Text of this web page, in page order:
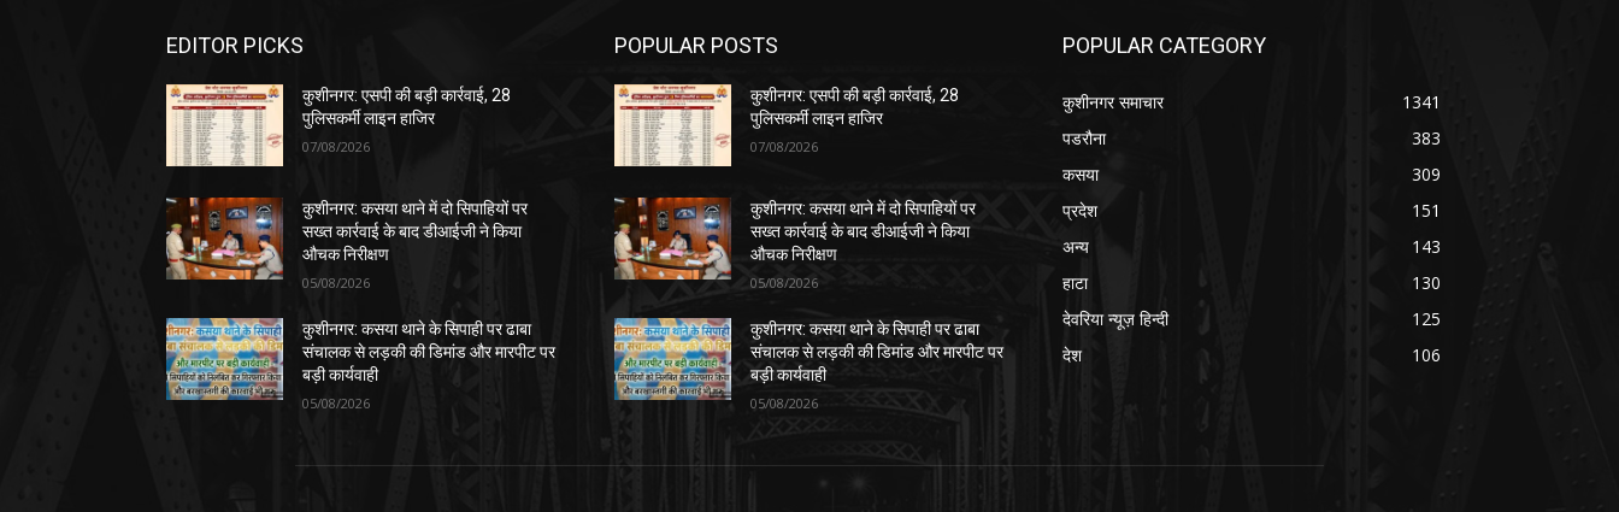
EDITOR PICKS
कुशीनगर: एसपी की बड़ी कार्रवाई, 28
पुलिसकर्मी लाइन हाजिर
07/08/2026
कुशीनगर: कसया थाने में दो सिपाहियों पर
सख्त कार्रवाई के बाद डीआईजी ने किया
औचक निरीक्षण
05/08/2026
कुशीनगर: कसया थाने के सिपाही पर ढाबा
संचालक से लड़की की डिमांड और मारपीट पर
बड़ी कार्यवाही
05/08/2026
POPULAR POSTS
कुशीनगर: एसपी की बड़ी कार्रवाई, 28
पुलिसकर्मी लाइन हाजिर
07/08/2026
कुशीनगर: कसया थाने में दो सिपाहियों पर
सख्त कार्रवाई के बाद डीआईजी ने किया
औचक निरीक्षण
05/08/2026
कुशीनगर: कसया थाने के सिपाही पर ढाबा
संचालक से लड़की की डिमांड और मारपीट पर
बड़ी कार्यवाही
05/08/2026
POPULAR CATEGORY
कुशीनगर समाचार
1341
पडरौना
383
कसया
309
प्रदेश
151
अन्य
143
हाटा
130
देवरिया न्यूज़ हिन्दी
125
देश
106